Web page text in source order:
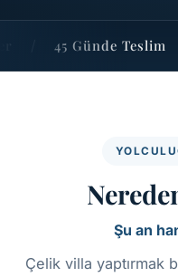
45 Günde Teslim
Şu an
Çelik villa yaptırmak